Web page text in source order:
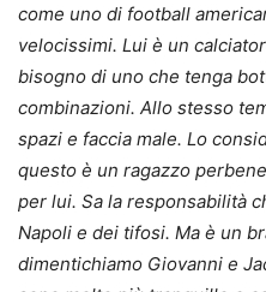
come uno di football
velocissimi. Lui è un
bisogno di uno che tenga
combinazioni. Allo stesso
spazi e faccia male. Lo
questo è un ragazzo
per lui. Sa la responsabilità
Napoli e dei tifosi. Ma è un
dimentichiamo Giovanni e